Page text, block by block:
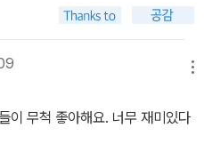
이 무척 좋아해요. 너무 재미있다